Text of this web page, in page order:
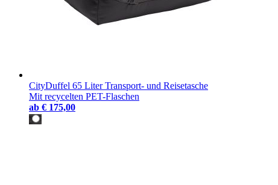
CityDuffel 65 Liter Transport- und Reisetasche
Mit recycelten PET-Flaschen
ab € 175,00